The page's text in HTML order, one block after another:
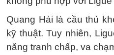
Quang Hải là cầu thủ
kỹ thuật. Tuy nhiên,
năng tranh chấp, va